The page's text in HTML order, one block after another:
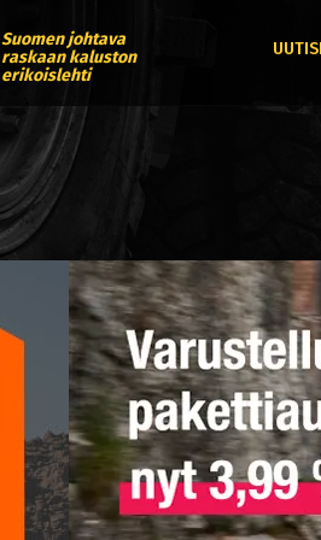
Suomen johtava
raskaan kaluston
erikoislehti